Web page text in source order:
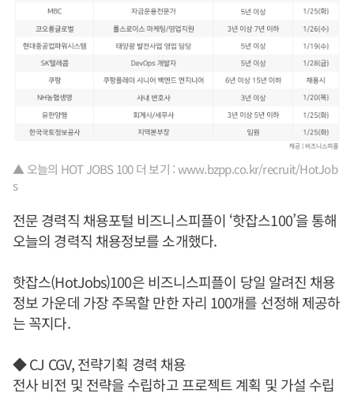
▲ 오늘의 HOT JOBS 100 더 보기 : www.bzpp.co.kr/recruit/HotJob
s
전문 경력직 채용포털 비즈니스피플이 ‘핫잡스100’을 통해
오늘의 경력직 채용정보를 소개했다.
핫잡스(HotJobs)100은 비즈니스피플이 당일 알려진 채용
정보 가운데 가장 주목할 만한 자리 100개를 선정해 제공하
는 꼭지다.
◆ CJ CGV, 전략기획 경력 채용
전사 비전 및 전략을 수립하고 프로젝트 계획 및 가설 수립